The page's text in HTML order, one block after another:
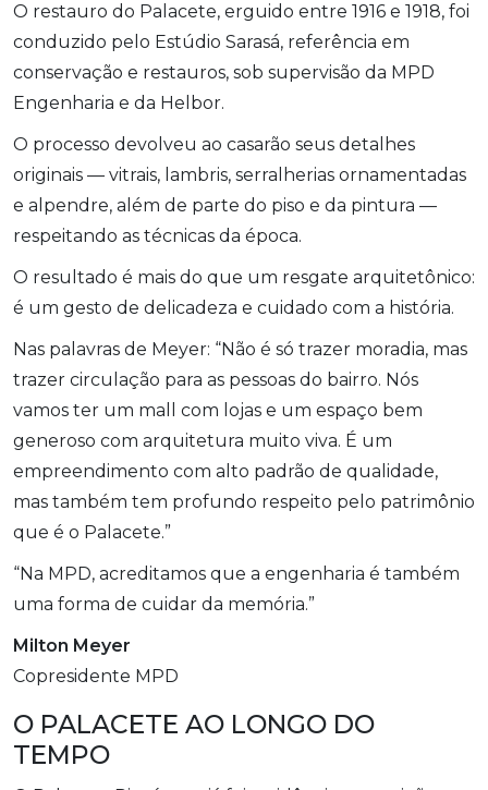
O restauro do Palacete, erguido entre 1916 e 1918, foi
conduzido pelo Estúdio Sarasá, referência em
conservação e restauros, sob supervisão da MPD
Engenharia e da Helbor.
O processo devolveu ao casarão seus detalhes
originais — vitrais, lambris, serralherias ornamentadas
e alpendre, além de parte do piso e da pintura —
respeitando as técnicas da época.
O resultado é mais do que um resgate arquitetônico:
é um gesto de delicadeza e cuidado com a história.
Nas palavras de Meyer: “Não é só trazer moradia, mas
trazer circulação para as pessoas do bairro. Nós
vamos ter um mall com lojas e um espaço bem
generoso com arquitetura muito viva. É um
empreendimento com alto padrão de qualidade,
mas também tem profundo respeito pelo patrimônio
que é o Palacete.”
“Na MPD, acreditamos que a engenharia é também
uma forma de cuidar da memória.”
Milton Meyer
Copresidente MPD
O PALACETE AO LONGO DO
TEMPO